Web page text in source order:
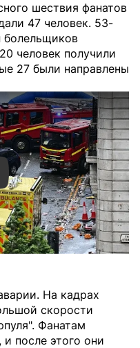
шествия фанатов
47 человек. 53-
болельщиков
человек получили
27 были направлены
видео YouTube
На кадрах
скорости
Фанатам
после этого они